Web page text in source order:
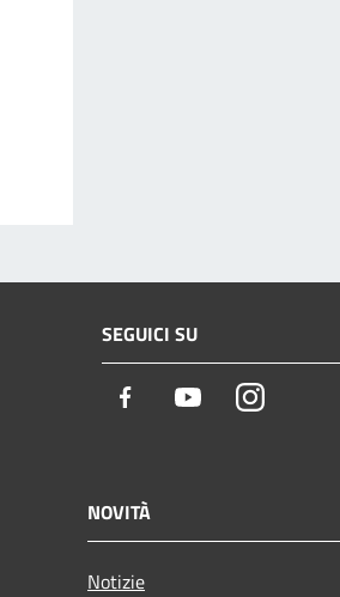
SEGUICI SU
Facebook YoutubeInstagram
NOVITÀ
Notizie